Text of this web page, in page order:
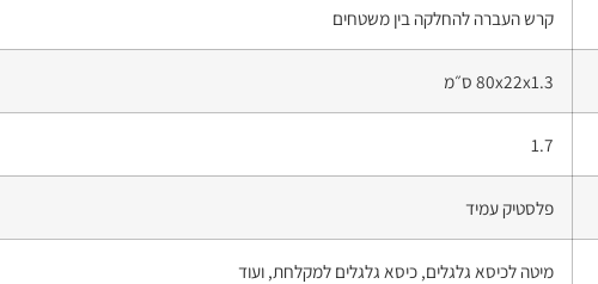
קרש העברה להחלקה בין משטחים
80x22x1.3 ס״מ
1.7
פלסטיק עמיד
מיטה לכיסא גלגלים, כיסא גלגלים למקלחת, ועוד